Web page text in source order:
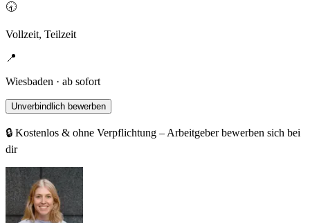
🕣
Vollzeit, Teilzeit
📍
Wiesbaden · ab sofort
Unverbindlich bewerben
🔒 Kostenlos & ohne Verpflichtung – Arbeitgeber bewerben sich bei
dir